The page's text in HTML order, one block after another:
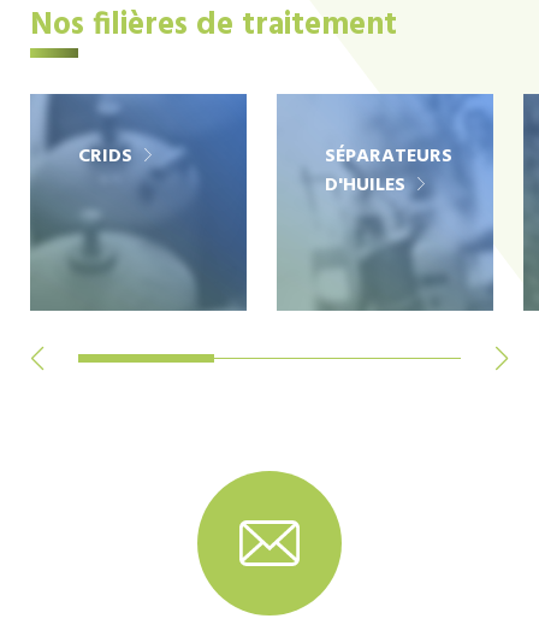
Nos filières de traitement
CRIDS
SÉPARATEURS
D'HUILES